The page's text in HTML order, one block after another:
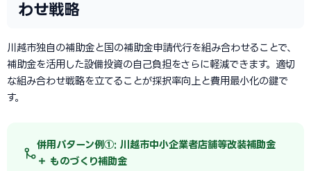
わせ戦略
川越市独自の補助金と国の補助金申請代行を組み合わせることで、
補助金を活用した設備投資の自己負担をさらに軽減できます。適切
な組み合わせ戦略を立てることが採択率向上と費用最小化の鍵で
す。
併用パターン例①: 川越市中小企業者店舗等改装補助金
＋ ものづくり補助金